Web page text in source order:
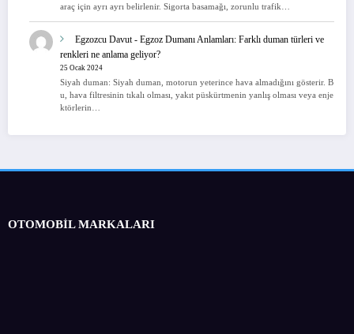
araç için ayrı ayrı belirlenir. Sigorta basamağı, zorunlu trafik…
Egzozcu Davut - Egzoz Dumanı Anlamları: Farklı duman türleri ve
renkleri ne anlama geliyor?
25 Ocak 2024
Siyah duman: Siyah duman, motorun yeterince hava almadığını gösterir. B
u, hava filtresinin tıkalı olması, yakıt püskürtmenin yanlış olması veya enje
ktörlerin…
OTOMOBİL MARKALARI